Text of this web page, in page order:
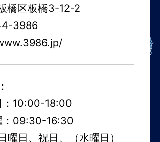
橋区板橋3-12-2
3986
：10:00-18:00
：09:30-16:30
曜日、祝日、（水曜日）